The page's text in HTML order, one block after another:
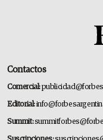
Contactos
Comercial:
Editorial:
Summit: